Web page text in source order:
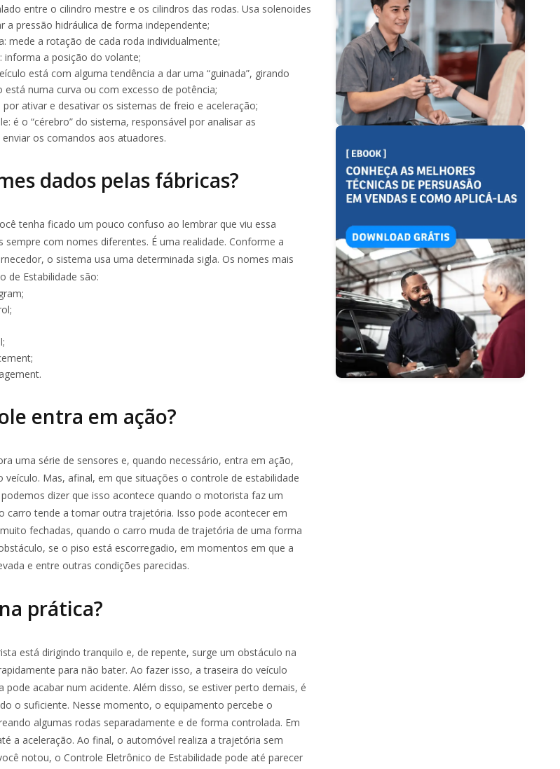
entre o cilindro mestre e os cilindros das rodas. Usa solenoides
a pressão hidráulica de forma independente;
mede a rotação de cada roda individualmente;
informa a posição do volante;
está com alguma tendência a dar uma “guinada”, girando
numa curva ou com excesso de potência;
ativar e desativar os sistemas de freio e aceleração;
é o “cérebro” do sistema, responsável por analisar as
os comandos aos atuadores.
dados pelas fábricas?
tenha ficado um pouco confuso ao lembrar que viu essa
com nomes diferentes. É uma realidade. Conforme a
o sistema usa uma determinada sigla. Os nomes mais
de Estabilidade são:
;
;
;
;
.
entra em ação?
uma série de sensores e, quando necessário, entra em ação,
Mas, afinal, em que situações o controle de estabilidade
dizer que isso acontece quando o motorista faz um
carro tende a tomar outra trajetória. Isso pode acontecer em
fechadas, quando o carro muda de trajetória de uma forma
se o piso está escorregadio, em momentos em que a
e entre outras condições parecidas.
prática?
está dirigindo tranquilo e, de repente, surge um obstáculo na
para não bater. Ao fazer isso, a traseira do veículo
pode acabar num acidente. Além disso, se estiver perto demais, é
o suficiente. Nesse momento, o equipamento percebe o
algumas rodas separadamente e de forma controlada. Em
a aceleração. Ao final, o automóvel realiza a trajetória sem
notou, o Controle Eletrônico de Estabilidade pode até parecer